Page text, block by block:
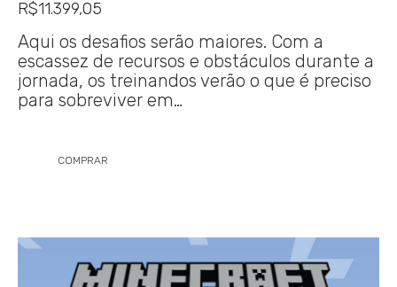
R$11.399,05
Aqui os desafios serão maiores. Com a
escassez de recursos e obstáculos durante a
jornada, os treinandos verão o que é preciso
para sobreviver em…
COMPRAR